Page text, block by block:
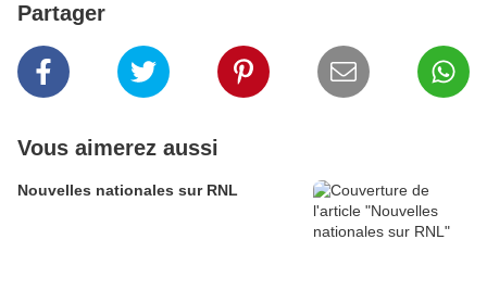
Partager
Vous aimerez aussi
Nouvelles nationales sur RNL